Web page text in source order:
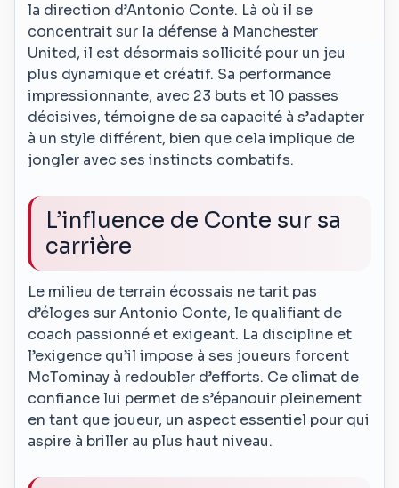
la direction d’Antonio Conte. Là où il se
concentrait sur la défense à Manchester
United, il est désormais sollicité pour un jeu
plus dynamique et créatif. Sa performance
impressionnante, avec 23 buts et 10 passes
décisives, témoigne de sa capacité à s’adapter
à un style différent, bien que cela implique de
jongler avec ses instincts combatifs.
L’influence de Conte sur sa
carrière
Le milieu de terrain écossais ne tarit pas
d’éloges sur Antonio Conte, le qualifiant de
coach passionné et exigeant. La discipline et
l’exigence qu’il impose à ses joueurs forcent
McTominay à redoubler d’efforts. Ce climat de
confiance lui permet de s’épanouir pleinement
en tant que joueur, un aspect essentiel pour qui
aspire à briller au plus haut niveau.